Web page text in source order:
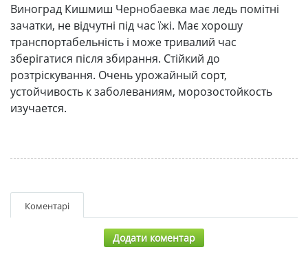
Виноград Кишмиш Чернобаевка має ледь помітні
зачатки, не відчутні під час їжі. Має хорошу
транспортабельність і може тривалий час
зберігатися після збирання. Стійкий до
розтріскування. Очень урожайный сорт,
устойчивость к заболеваниям, морозостойкость
изучается.
Коментарі
Додати коментар